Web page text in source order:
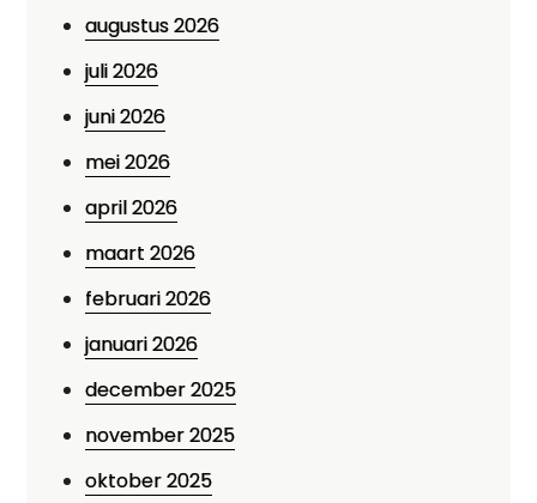
augustus 2026
juli 2026
juni 2026
mei 2026
april 2026
maart 2026
februari 2026
januari 2026
december 2025
november 2025
oktober 2025